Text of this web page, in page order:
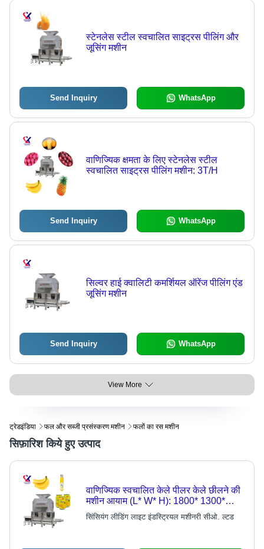
स्टेनलेस स्टील स्वचालित साइट्रस पीलिंग और
जूसिंग मशीन
Send Inquiry WhatsApp
वाणिज्यिक क्षमता के लिए स्टेनलेस स्टील
स्वचालित साइट्रस पीलिंग मशीन: 3T/H
Send Inquiry WhatsApp
सिल्वर हाई क्वालिटी कमर्शियल ऑरेंज पीलिंग एंड
जूसिंग मशीन
Send Inquiry WhatsApp
View More
ट्रेडइंडिया फल और सब्जी प्रसंस्करण मशीन फलों का रस मशीन
सिफ़ारिश किये हुए उत्पाद
वाणिज्यिक स्वचालित केले पीलर केले छीलने की
मशीन आयाम (L* W* H): 1800* 1300*
2200 मिमी मिलीमीटर (मिमी)
सिंसियंग लीडिंग लाइट इंडस्ट्रियल मशीनरी सीओ. ल्टड